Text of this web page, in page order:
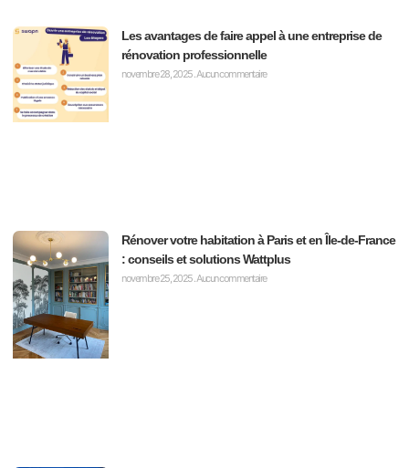
Les avantages de faire appel à une entreprise de
rénovation professionnelle
novembre 28, 2025Aucun commentaire
Rénover votre habitation à Paris et en Île-de-France
: conseils et solutions Wattplus
novembre 25, 2025Aucun commentaire